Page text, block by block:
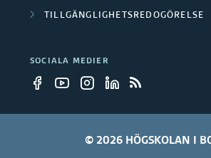
TILLGÄNGLIGHETSREDOGÖRELSE
SOCIALA MEDIER
© 2026 HÖGSKOLAN I